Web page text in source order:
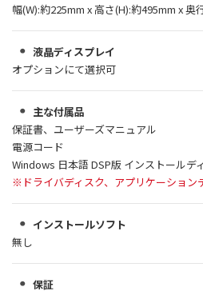
幅(W):約225mm x 高さ(H):約495mm x 奥
液晶ディスプレイ
オプションにて選択可
主な付属品
保証書、ユーザーズマニュアル
電源コード
Windows 日本語 DSP版 インストールデ
※ドライバディスク、アプリケーション
インストールソフト
無し
保証